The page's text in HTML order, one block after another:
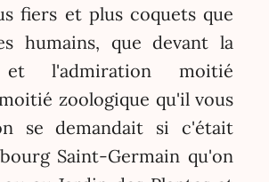
fiers et plus coquets que
humains, que devant la
l'admiration moitié
zoologique qu'il vous
se demandait si c'était
Saint-Germain qu'on